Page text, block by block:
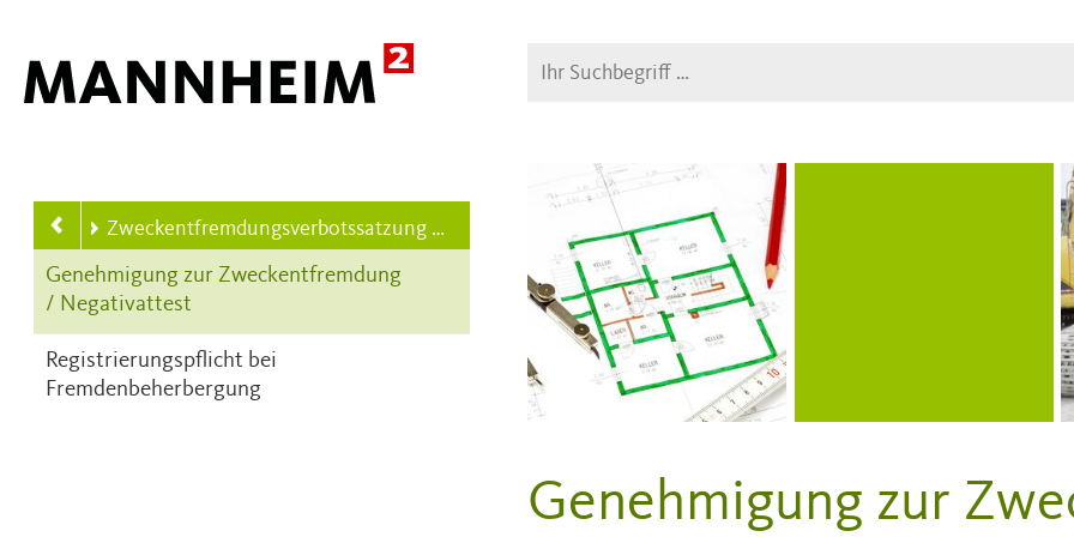
Suche
Zweckentfremdungsverbotssatzung (ZwEVS)
Genehmigung zur Zweckentfremdung
/ Negativattest
Registrierungspflicht bei
Fremdenbeherbergung
Genehmigung zur